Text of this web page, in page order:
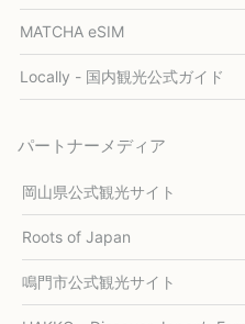
MATCHA eSIM
Locally - 国内観光公式ガイド
パートナーメディア
岡山県公式観光サイト
Roots of Japan
鳴門市公式観光サイト